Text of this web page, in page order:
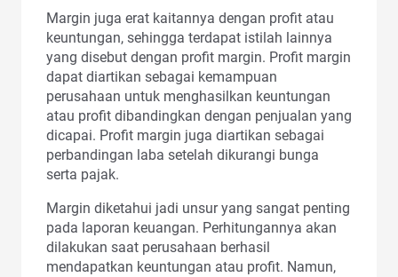
Margin juga erat kaitannya dengan profit atau
keuntungan, sehingga terdapat istilah lainnya
yang disebut dengan profit margin. Profit margin
dapat diartikan sebagai kemampuan
perusahaan untuk menghasilkan keuntungan
atau profit dibandingkan dengan penjualan yang
dicapai. Profit margin juga diartikan sebagai
perbandingan laba setelah dikurangi bunga
serta pajak.
Margin diketahui jadi unsur yang sangat penting
pada laporan keuangan. Perhitungannya akan
dilakukan saat perusahaan berhasil
mendapatkan keuntungan atau profit. Namun,